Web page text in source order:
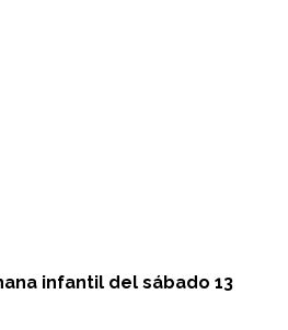
infantil del sábado 13